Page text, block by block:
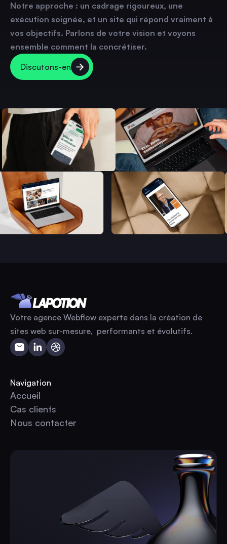
Notre approche : un cadrage rigoureux, une
exécution soignée, et un site qui répond vraiment à
vos objectifs. Parlons de votre vision et voyons
ensemble comment la concrétiser.
Discutons-en
Votre agence Webflow experte dans la création de
sites web sur-mesure, performants et évolutifs.
Navigation
Accueil
Accueil
Cas clients
Cas clients
Nous contacter